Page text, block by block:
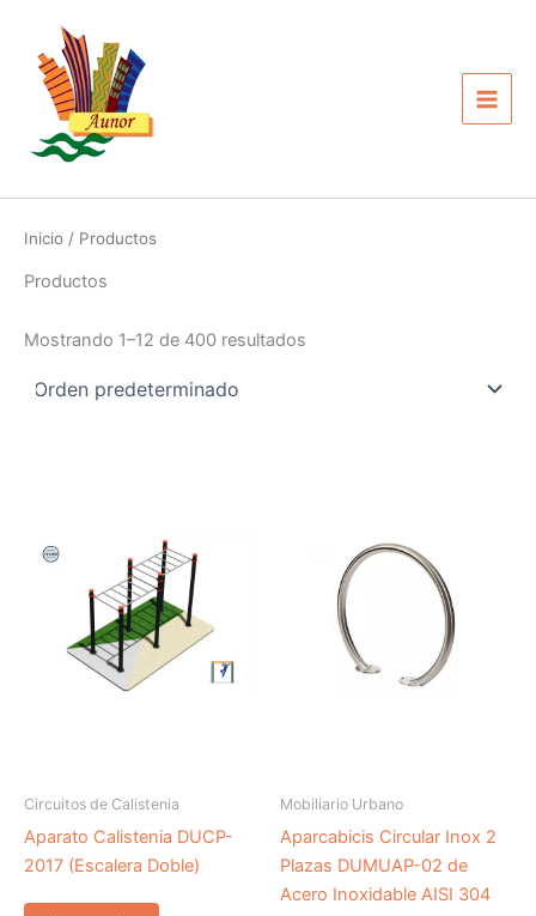
contenido
Inicio / Productos
Productos
Mostrando 1–12 de 400 resultados
Circuitos de Calistenia
Aparato Calistenia DUCP-
2017 (Escalera Doble)
Mobiliario Urbano
Aparcabicis Circular Inox 2
Plazas DUMUAP-02 de
Acero Inoxidable AISI 304